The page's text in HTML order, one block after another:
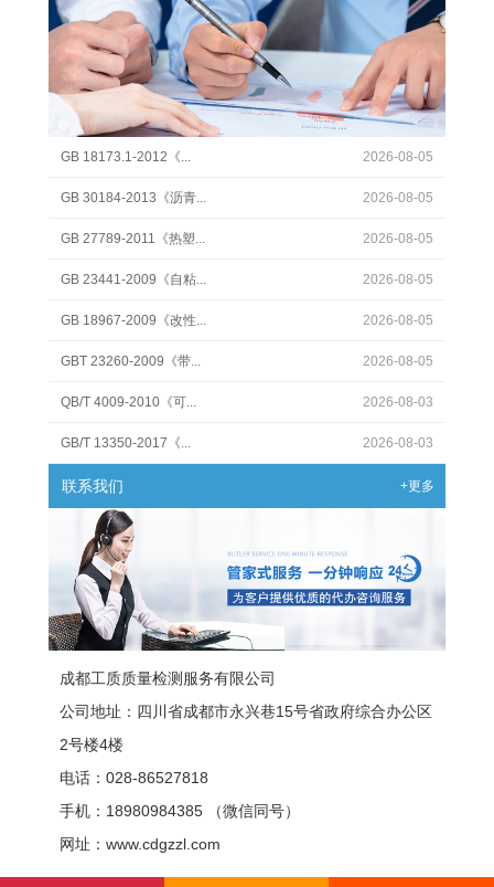
2026-08-05
GB 18173.1-2012《...
2026-08-05
GB 30184-2013《沥青...
2026-08-05
GB 27789-2011《热塑...
2026-08-05
GB 23441-2009《自粘...
2026-08-05
GB 18967-2009《改性...
2026-08-05
GBT 23260-2009《带...
2026-08-03
QB/T 4009-2010《可...
2026-08-03
GB/T 13350-2017《...
联系我们 +更多
成都工质质量检测服务有限公司
公司地址：四川省成都市永兴巷15号省政府综合办公区
2号楼4楼
电话：028-86527818
手机：18980984385 （微信同号）
网址：www.cdgzzl.com